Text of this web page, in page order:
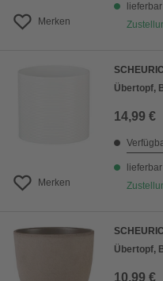
Merken
lieferbar
Merken
Übertopf,
14,99 €
lieferbar
Übertopf,
10,99 €